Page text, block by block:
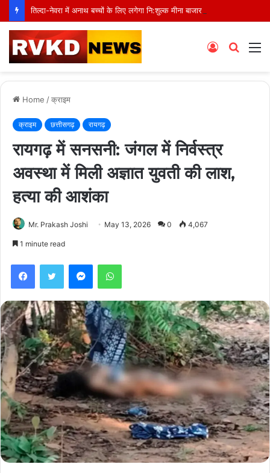
Search
Log
Home /क्राइम
क्राइम छत्तीसगढ़ रायगढ़
रायगढ़ में सनसनी: जंगल में निर्वस्त्र
अवस्था में मिली अज्ञात युवती की लाश,
हत्या की आशंका
Mr. Prakash Joshi May 13, 2026 0 4,067
1 minute read
FacebookTwitter MessengerWhatsApp